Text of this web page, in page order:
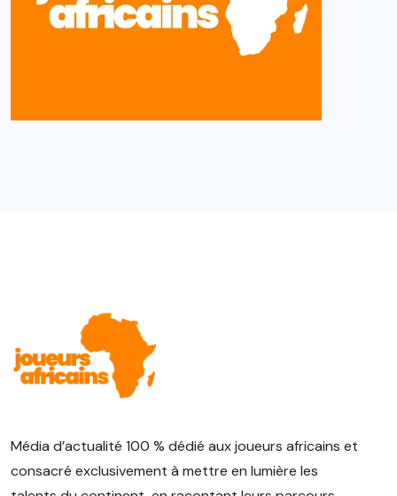
Média d’actualité 100 % dédié aux joueurs africains et
consacré exclusivement à mettre en lumière les